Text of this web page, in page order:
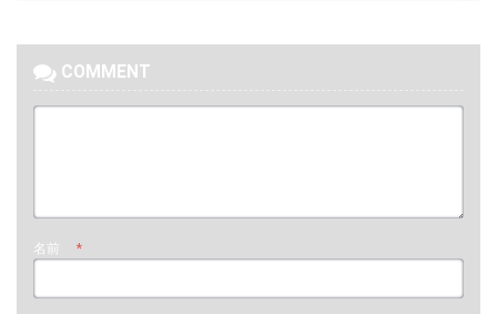
COMMENT
名前 *